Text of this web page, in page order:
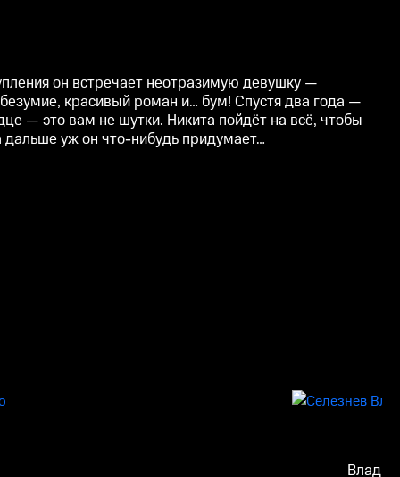
он встречает неотразимую девушку —
красивый роман и… бум! Спустя два года —
— это вам не шутки. Никита пойдёт на всё, чтобы
уж он что-нибудь придумает…